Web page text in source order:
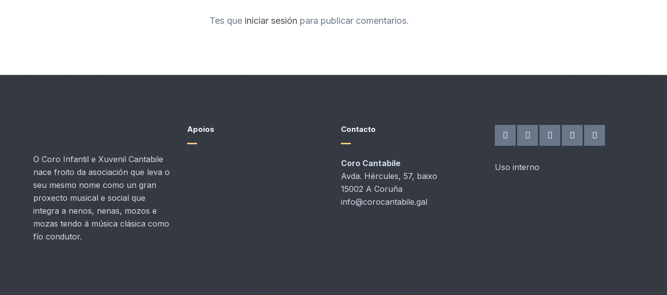
Tes que iniciar sesión para publicar comentarios.
O Coro Infantil e Xuvenil Cantabile
nace froito da asociación que leva o
seu mesmo nome como un gran
proxecto musical e social que
integra a nenos, nenas, mozos e
mozas tendo á música clásica como
fío condutor.
Apoios Contacto
Coro Cantabile
Avda. Hércules, 57, baixo
15002 A Coruña
info@corocantabile.gal
Uso interno